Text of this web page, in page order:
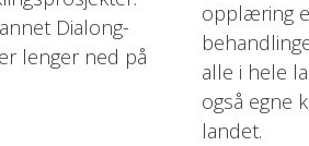
Dialong-
lenger ned på
opplæring
alle i hele
også egne
landet.